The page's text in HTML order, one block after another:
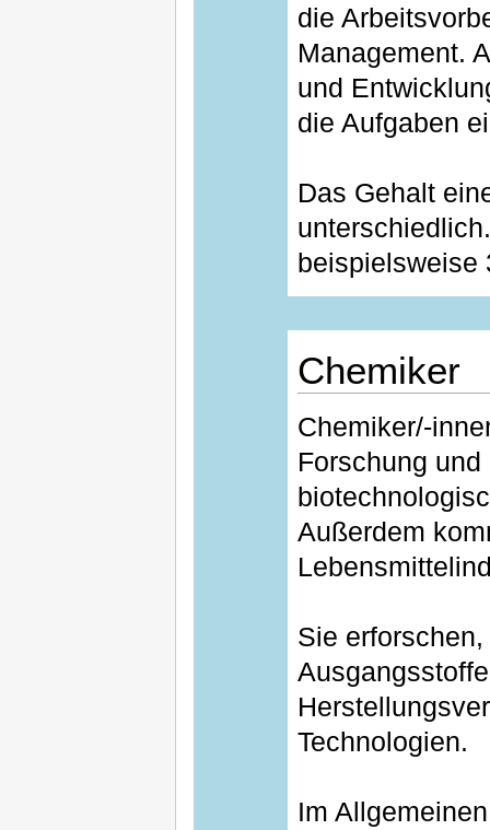
die
Management.
und
die Aufgaben
Das Gehalt
beispielsweise
Chemiker
Chemiker/-
Forschung
Außerdem
Sie
Technologien.
Im